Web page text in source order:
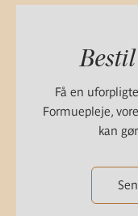
Få en
Formuepleje,
kan